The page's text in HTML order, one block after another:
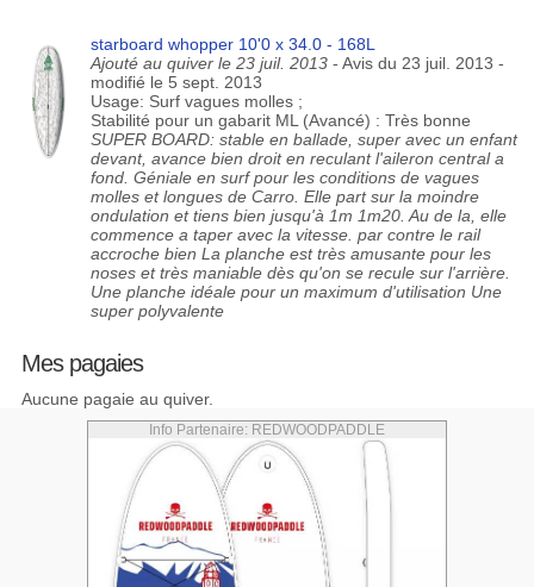
starboard whopper 10'0 x 34.0 - 168L
Ajouté au quiver le 23 juil. 2013 - Avis du 23 juil. 2013 -
modifié le 5 sept. 2013
Usage: Surf vagues molles ;
Stabilité pour un gabarit ML (Avancé) : Très bonne
SUPER BOARD: stable en ballade, super avec un enfant
devant, avance bien droit en reculant l'aileron central a
fond. Géniale en surf pour les conditions de vagues
molles et longues de Carro. Elle part sur la moindre
ondulation et tiens bien jusqu'à 1m 1m20. Au de la, elle
commence a taper avec la vitesse. par contre le rail
accroche bien La planche est très amusante pour les
noses et très maniable dès qu'on se recule sur l'arrière.
Une planche idéale pour un maximum d'utilisation Une
super polyvalente
Mes pagaies
Aucune pagaie au quiver.
Info Partenaire: REDWOODPADDLE